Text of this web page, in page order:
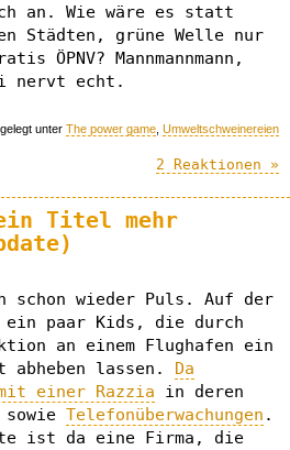
an. Wie wäre es statt
Städten, grüne Welle nur
ÖPNV? Mannmannmann,
nervt echt.
unter The power game Umweltschweinereien
2 Reaktionen »
Titel mehr
schon wieder Puls. Auf der
paar Kids, die durch
an einem Flughafen ein
abheben lassen. Da
einer Razzia in deren
sowie Telefonüberwachungen .
ist da eine Firma, die